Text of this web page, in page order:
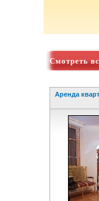
Смотреть
Аренда